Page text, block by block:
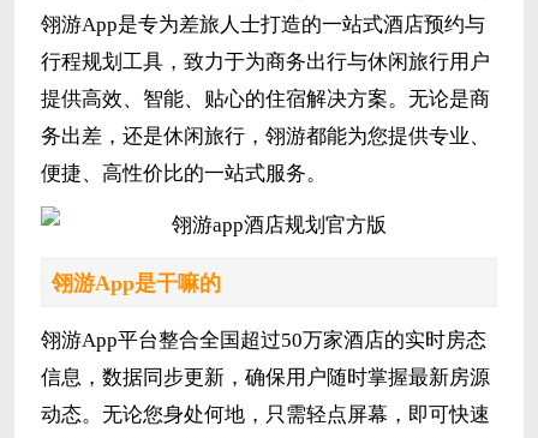
翎游App是专为差旅人士打造的一站式酒店预约与
行程规划工具，致力于为商务出行与休闲旅行用户
提供高效、智能、贴心的住宿解决方案。无论是商
务出差，还是休闲旅行，翎游都能为您提供专业、
便捷、高性价比的一站式服务。
翎游App是干嘛的
翎游App平台整合全国超过50万家酒店的实时房态
信息，数据同步更新，确保用户随时掌握最新房源
动态。无论您身处何地，只需轻点屏幕，即可快速